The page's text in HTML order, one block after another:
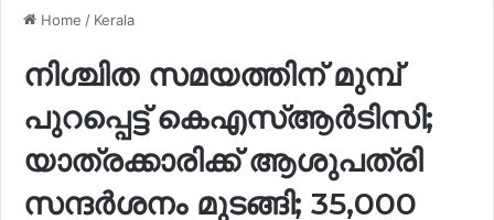
Home / Kerala
നിശ്ചിത സമയത്തിന് മുമ്പ്
പുറപ്പെട്ട് കെഎസ്ആർടിസി;
യാത്രക്കാരിക്ക് ആശുപത്രി
സന്ദർശനം മുടങ്ങി; 35,000